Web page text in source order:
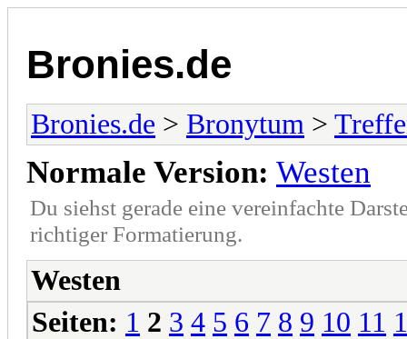
Bronies.de
Bronies.de > Bronytum >
Normale Version: Westen
Du siehst gerade eine vereinfachte
richtiger Formatierung.
Westen
Seiten: 1 2 3 4 5 6 7 8 9 10 11